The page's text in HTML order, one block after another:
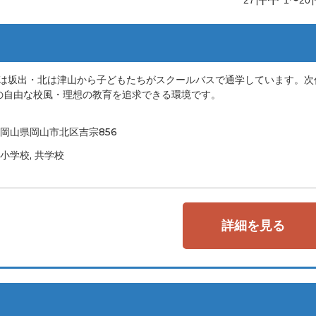
出・北は津山から子どもたちがスクールバスで通学しています。次
由な校風・理想の教育を追求できる環境です。
岡山県岡山市北区吉宗856
小学校, 共学校
詳細を見る